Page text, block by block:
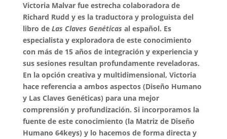
Victoria Malvar fue estrecha colaboradora de
Richard Rudd y es la traductora y prologuista del
libro de Las Claves Genéticas al español. Es
especialista y exploradora de este conocimiento
con más de 15 años de integración y experiencia y
sus sesiones resultan profundamente reveladoras.
En la opción creativa y multidimensional, Victoria
hace referencia a ambos aspectos (Diseño Humano
y Las Claves Genéticas) para una mejor
comprensión y profundización. Si incorporamos la
fuente de este conocimiento (la Matriz de Diseño
Humano 64keys) y lo hacemos de forma directa y